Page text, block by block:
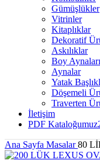
Gümüşlükler
Vitrinler
Kitaplıklar
Dekoratif
Askılıklar
Boy Aynaları
Aynalar
Yatak
Döşemeli
Traverten
İletişim
PDF Kataloğumuz
Ana Sayfa Masalar80